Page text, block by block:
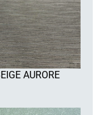
AURORE